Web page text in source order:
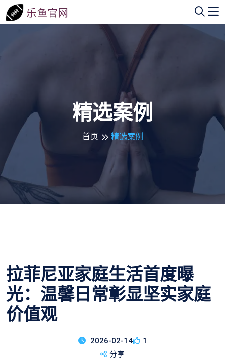
精选案例
首页 精选案例
拉菲尼亚家庭生活首度曝
光：温馨日常彰显坚实家庭
价值观
2026-02-14
1
分享